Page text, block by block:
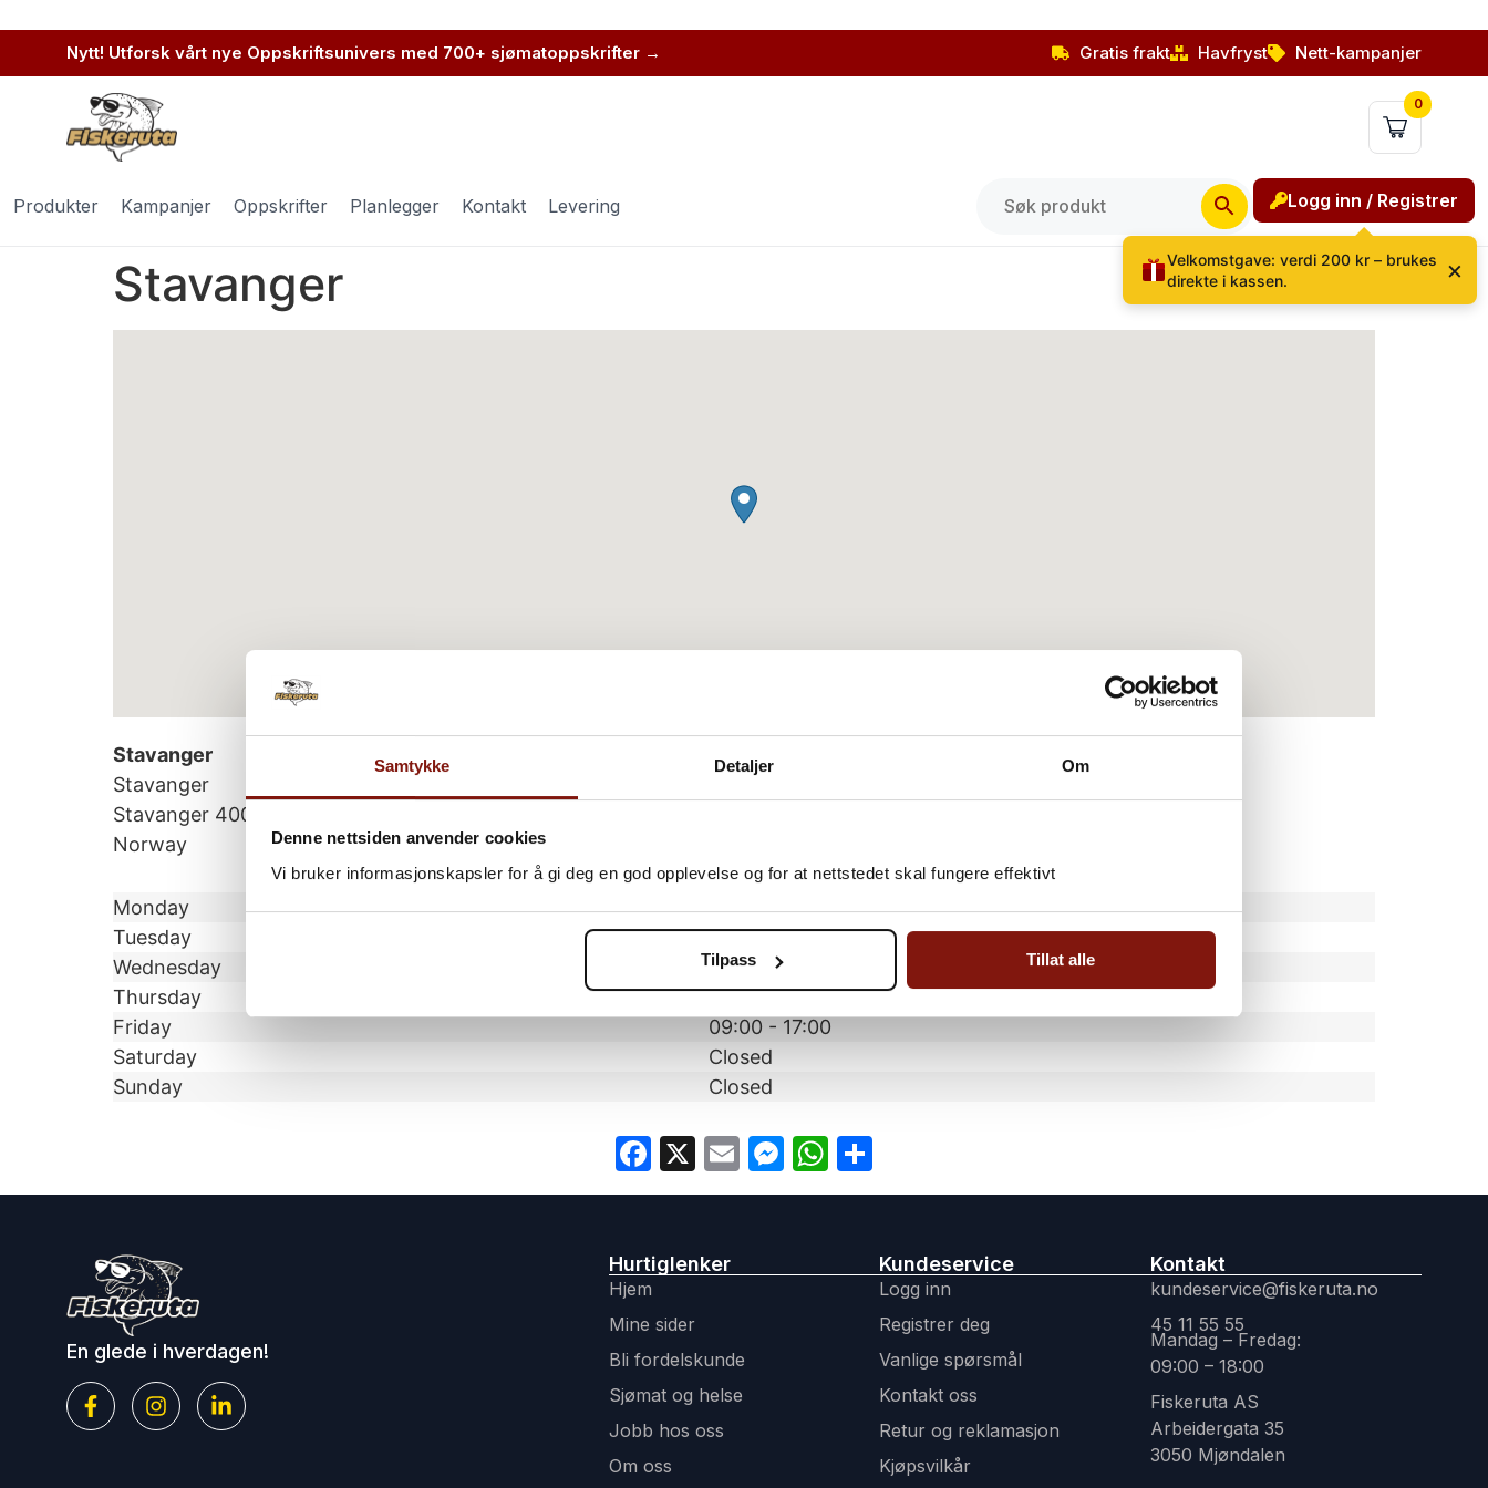
Samtykke Detaljer Om
Denne nettsiden anvender cookies
Vi bruker informasjonskapsler for å gi deg en god opplevelse og for at nettstedet skal fungere effektivt
Tilpass Tillat alle
Nytt! Utforsk vårt nye Oppskriftsunivers med 700+ sjømatoppskrifter → Gratis frakt Havfryst Nett-kampanjer
0
Produkter Kampanjer Oppskrifter Planlegger Kontakt Levering Logg inn / Registrer
Stavanger
Stavanger
Stavanger
Stavanger 4000
Norway
Monday
09:00 - 17:00
Tuesday
09:00 - 17:00
Wednesday
09:00 - 17:00
Thursday
09:00 - 17:00
Friday
09:00 - 17:00
Saturday
Closed
Sunday
Closed
Facebook
X EmailMessenger
WhatsApp
En glede i hverdagen!
Hurtiglenker
Hjem
Mine sider
Bli fordelskunde
Sjømat og helse
Jobb hos oss
Om oss
Kundeservice
Logg inn
Registrer deg
Vanlige spørsmål
Kontakt oss
Retur og reklamasjon
Kjøpsvilkår
Kontakt
kundeservice@fiskeruta.no
45 11 55 55
Mandag – Fredag:
09:00 – 18:00
Fiskeruta AS
Arbeidergata 35
3050 Mjøndalen
Velkomstgave: verdi 200 kr – brukes
direkte i kassen.
×